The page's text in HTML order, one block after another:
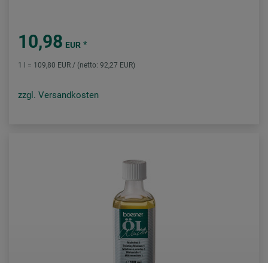
10,98 EUR *
1 l = 109,80 EUR / (netto: 92,27 EUR)
zzgl. Versandkosten